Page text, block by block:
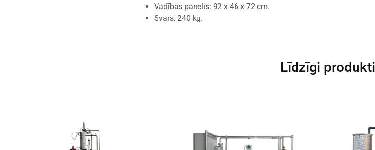
Vadības panelis: 92 x 46 x 72 cm.
Svars: 240 kg.
Līdzīgi produkti